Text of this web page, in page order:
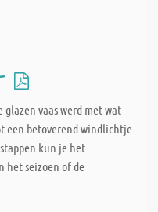
vaas werd met wat
een betoverend windlichtje
kun je het
het seizoen of de